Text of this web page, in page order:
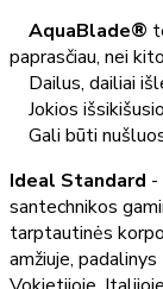
AquaBlade®
paprasčiau, nei
Dailus, dailiai
Jokios
Gali būti
Ideal Standard -
santechnikos
tarptautinės
amžiuje,